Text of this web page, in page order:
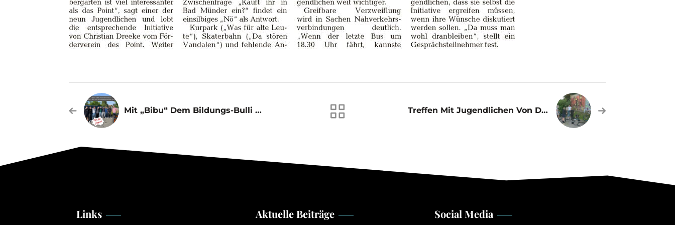
Mit „Bibu“ Dem Bildungs-Bulli Unterwegs In Bad Münder Treffen Mit Jugendlichen Von Der Skater-Anlage Am Schwimmbad
Links Aktuelle Beiträge Social Media